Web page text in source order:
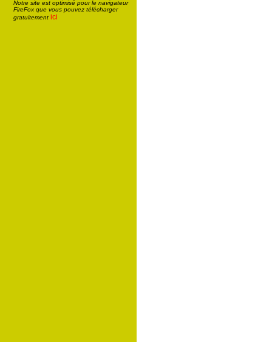
Notre site est optimisé pour le navigateur
FireFox que vous pouvez télécharger
gratuitement ici